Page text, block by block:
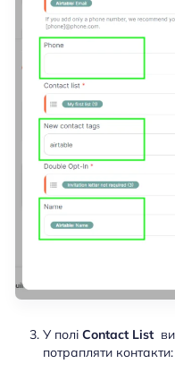
У полі Contact List
потрапляти контакти: